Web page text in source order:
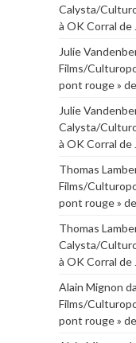
Calysta/
à OK Corral de
Julie
Films/
pont rouge »
Julie
Calysta/
à OK Corral de
Thomas
Films/
pont rouge »
Thomas
Calysta/
à OK Corral de
Alain Mignon
Films/
pont rouge »